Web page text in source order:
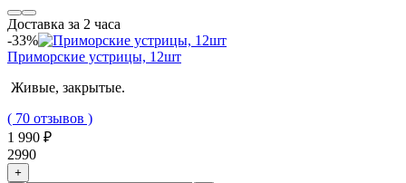
Доставка за 2 часа
-33%
Приморские устрицы, 12шт
Живые, закрытые.
( 70 отзывов )
1 990 ₽
2990
+